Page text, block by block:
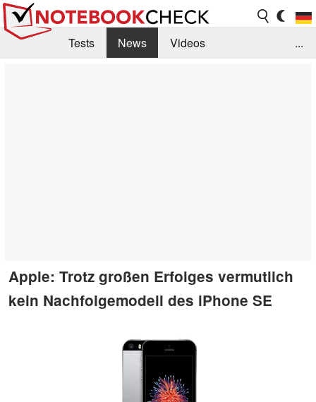
Tests News
Videos
...
Apple: Trotz großen Erfolges vermutlich
kein Nachfolgemodell des iPhone SE